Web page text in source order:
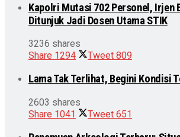
Kapolri Mutasi 702 Personel, Irjen
Ditunjuk Jadi Dosen Utama STIK
3236 shares
Share 1294 Tweet 809
Lama Tak Terlihat, Begini Kondisi
2603 shares
Share 1041 Tweet 651